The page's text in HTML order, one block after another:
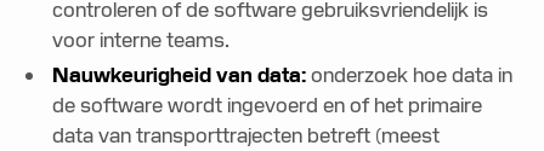
controleren of de software gebruiksvriendelijk is
voor interne teams.
Nauwkeurigheid van data:onderzoek hoe data in
de software wordt ingevoerd en of het primaire
data van transporttrajecten betreft (meest